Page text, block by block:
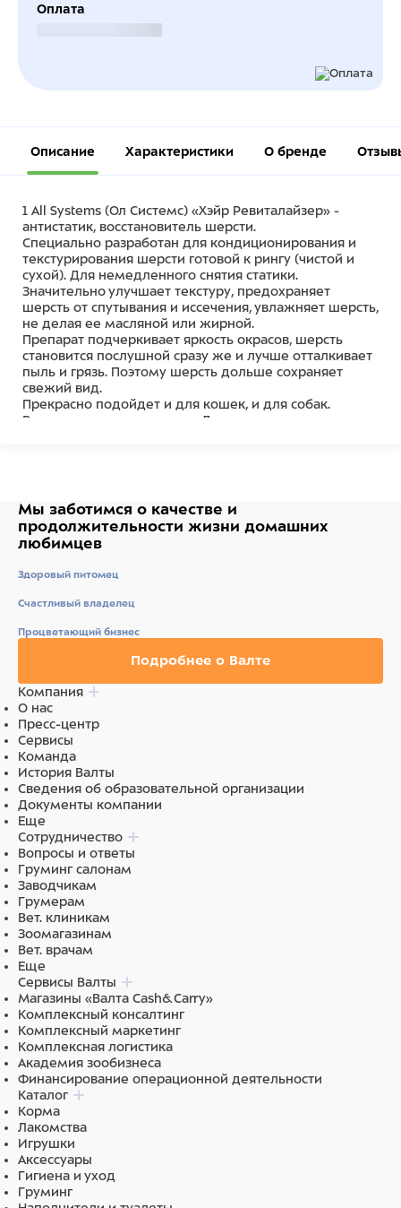
Оплата
Описание Характеристики О бренде
1 All Systems (Ол Системс) «Хэйр Ревиталайзер» -
антистатик, восстановитель шерсти.
Специально разработан для кондиционирования и
текстурирования шерсти готовой к рингу (чистой и
сухой). Для немедленного снятия статики.
Значительно улучшает текстуру, предохраняет
шерсть от спутывания и иссечения, увлажняет шерсть,
не делая ее масляной или жирной.
Препарат подчеркивает яркость окрасов, шерсть
становится послушной сразу же и лучше отталкивает
пыль и грязь. Поэтому шерсть дольше сохраняет
свежий вид.
Прекрасно подойдет и для кошек, и для собак.
Рекомендации для кошек: Для распутывания
Для антистатичного эффекта разведите средство в
пульверизаторе и распылите в радиусе не менее 20
см вокруг кошки.
Для увеличения объема нанесите препарат на почти
Объем - 355 мл.
Дистиллированная вода, цетримония бромид,
бабазамидопропалкония хлорид, PPG 12-PEG 50
ланолиновое масло, Ceteth 20, сорбитол, натрия
лауросульфат, метилпарабен, пропилпарабен,
ароматизатор, F.D. & C. желтый #5, F.D. & C. красный
#40.
Мы заботимся о качестве и
продолжительности жизни домашних
любимцев
Здоровый питомец
Счастливый владелец
Процветающий бизнес
Подробнее о Валте
Компания
О нас
Пресс-центр
Сервисы
Команда
История Валты
Сведения об образовательной организации
Документы компании
Еще
Сотрудничество
Вопросы и ответы
Груминг салонам
Заводчикам
Грумерам
Вет. клиникам
Зоомагазинам
Вет. врачам
Еще
Сервисы Валты
Магазины «Валта Cash&Carry»
Комплексный консалтинг
Комплексный маркетинг
Комплексная логистика
Академия зообизнеса
Финансирование операционной деятельности
Каталог
Корма
Лакомства
Игрушки
Аксессуары
Гигиена и уход
Груминг